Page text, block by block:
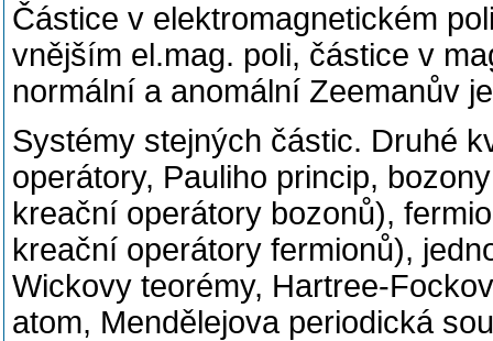
Částice v elektromagnetickém
vnějším el.mag. poli, částice v
normální a anomální Zeemanův
Systémy stejných částic. Druhé
operátory, Pauliho princip,
kreační operátory bozonů),
kreační operátory fermionů),
Wickovy teorémy, Hartree-
atom, Mendělejova periodická